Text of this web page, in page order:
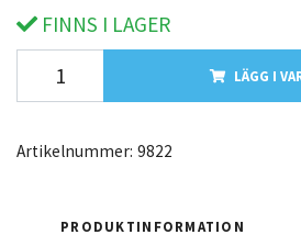
FINNS I LAGER
LÄGG I
Artikelnummer: 9822
PRODUKTINFORMATION